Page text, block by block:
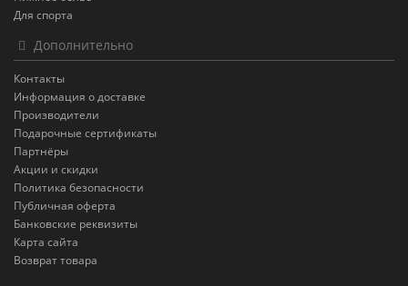
Для спорта
Дополнительно
Контакты
Информация о доставке
Производители
Подарочные сертификаты
Партнёры
Акции и скидки
Политика безопасности
Публичная оферта
Банковские реквизиты
Карта сайта
Возврат товара